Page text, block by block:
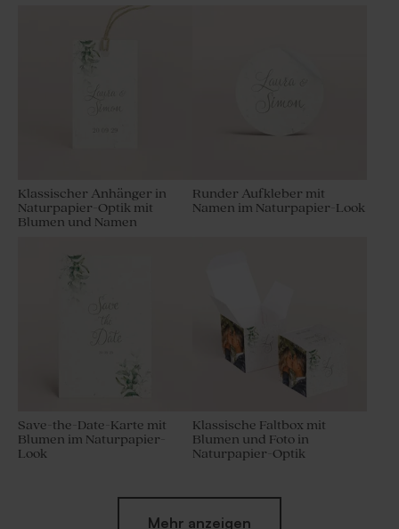
Klassischer Anhänger in
Naturpapier-Optik mit
Blumen und Namen
Runder Aufkleber mit
Namen im Naturpapier-Look
Save-the-Date-Karte mit
Blumen im Naturpapier-
Look
Klassische Faltbox mit
Blumen und Foto in
Naturpapier-Optik
Mehr anzeigen